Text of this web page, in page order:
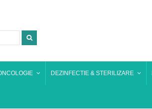
DEZINFECTIE & STERILIZARE